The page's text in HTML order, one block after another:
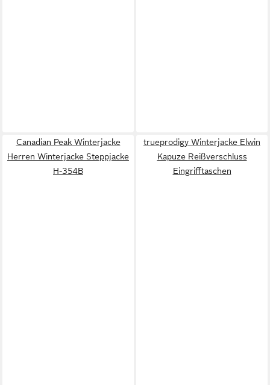
Canadian Peak Winterjacke
Herren Winterjacke Steppjacke
H-354B
trueprodigy Winterjacke Elwin
Kapuze Reißverschluss
Eingrifftaschen